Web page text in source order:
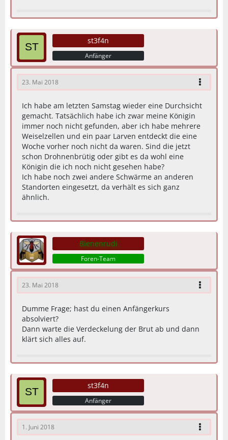
st3f4n
Anfänger
23. Mai 2018
Ich habe am letzten Samstag wieder eine Durchsicht
gemacht. Tatsächlich habe ich zwar meine Königin
immer noch nicht gefunden, aber ich habe mehrere
Weiselzellen und ein paar Larven entdeckt die eine
Woche vorher noch nicht da waren. Sind die jetzt
schon Drohnenbrütig oder gibt es da wohl eine
Königin die ich noch nicht gesehen habe?
Ich habe noch zwei andere Schwärme an anderen
Standorten eingesetzt, da verhält es sich ganz
ähnlich.
Bienenrudi
Foren-Team
23. Mai 2018
Dumme Frage; hast du einen Anfängerkurs
absolviert?
Dann warte die Verdeckelung der Brut ab und dann
klärt sich alles auf.
st3f4n
Anfänger
1. Juni 2018